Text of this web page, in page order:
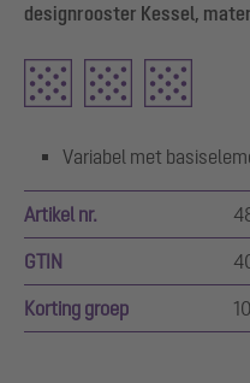
designrooster Kessel,
Variabel met
Artikel nr.
GTIN
Korting groep 10